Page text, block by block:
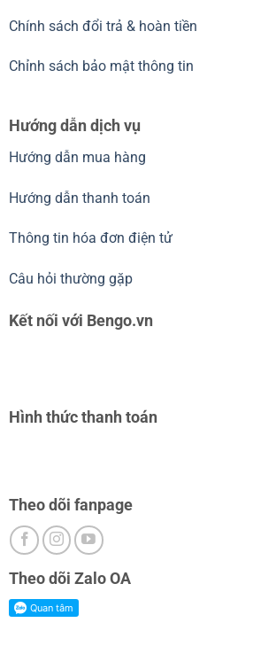
Chính sách đổi trả & hoàn tiền
Chỉnh sách bảo mật thông tin
Hướng dẫn dịch vụ
Hướng dẫn mua hàng
Hướng dẫn thanh toán
Thông tin hóa đơn điện tử
Câu hỏi thường gặp
Kết nối với Bengo.vn
Hình thức thanh toán
Theo dõi fanpage
Theo dõi Zalo OA